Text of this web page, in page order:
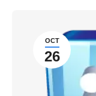
OCT
26